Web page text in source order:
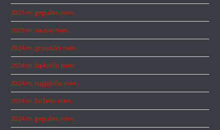
2025 m. gegužės mėn.
2025 m. sausio mėn.
2024 m. gruodžio mėn.
2024 m. lapkričio mėn.
2024 m. rugpjūčio mėn.
2024 m. birželio mėn.
2024 m. gegužės mėn.